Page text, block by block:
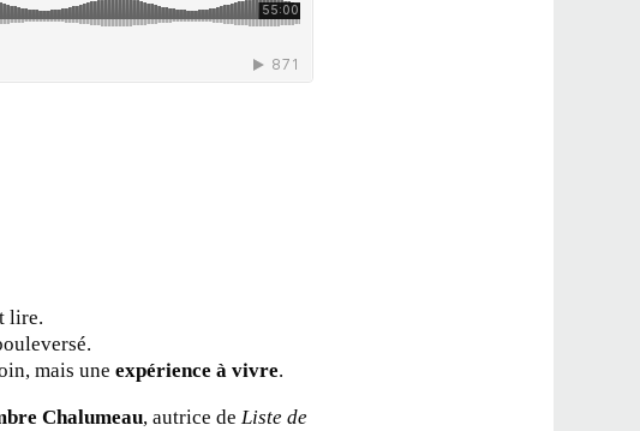
lire.
mais une expérience à vivre.
Chalumeau, autrice de Liste de